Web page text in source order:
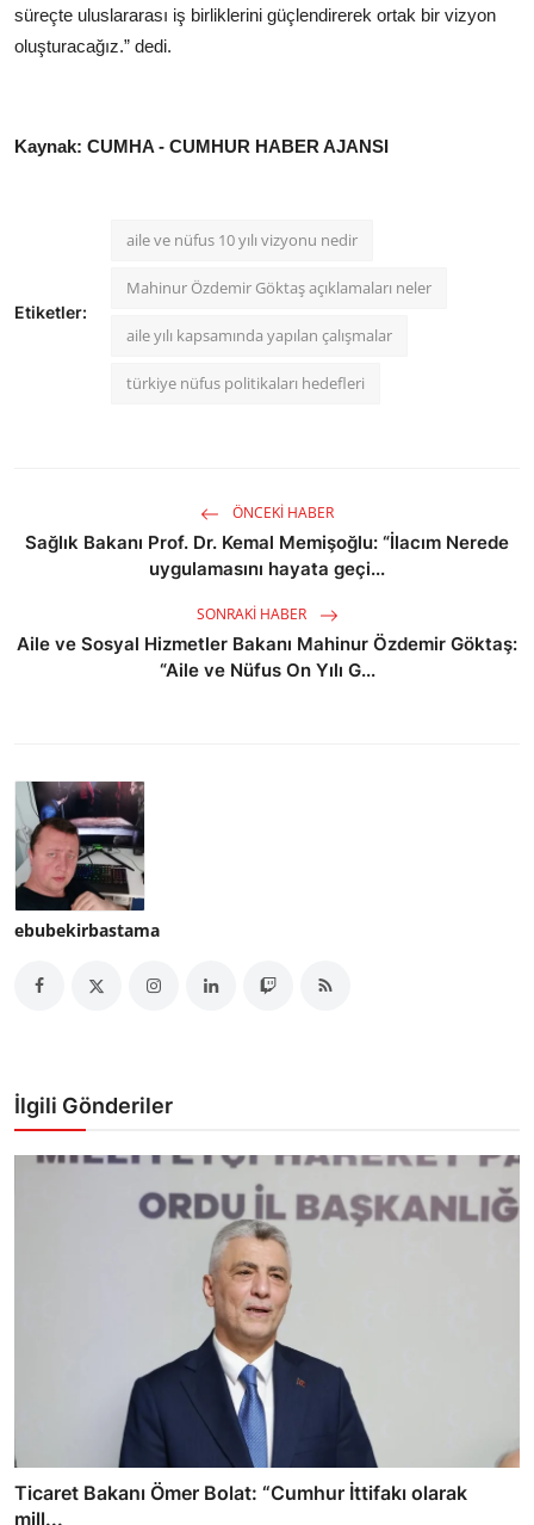
süreçte uluslararası iş birliklerini güçlendirerek ortak bir vizyon
oluşturacağız.” dedi.
Kaynak: CUMHA - CUMHUR HABER AJANSI
Etiketler:
aile ve nüfus 10 yılı vizyonu nedir
Mahinur Özdemir Göktaş açıklamaları neler
aile yılı kapsamında yapılan çalışmalar
türkiye nüfus politikaları hedefleri
ÖNCEKI HABER
Sağlık Bakanı Prof. Dr. Kemal Memişoğlu: “İlacım Nerede
uygulamasını hayata geçi...
SONRAKI HABER
Aile ve Sosyal Hizmetler Bakanı Mahinur Özdemir Göktaş:
“Aile ve Nüfus On Yılı G...
ebubekirbastama
İlgili Gönderiler
Ticaret Bakanı Ömer Bolat: “Cumhur İttifakı olarak
mill...